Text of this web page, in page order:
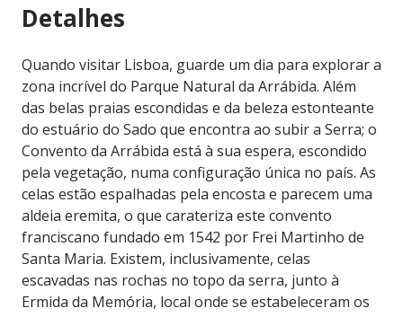
Detalhes
Quando visitar Lisboa, guarde um dia para explorar a
zona incrível do Parque Natural da Arrábida. Além
das belas praias escondidas e da beleza estonteante
do estuário do Sado que encontra ao subir a Serra; o
Convento da Arrábida está à sua espera, escondido
pela vegetação, numa configuração única no país. As
celas estão espalhadas pela encosta e parecem uma
aldeia eremita, o que carateriza este convento
franciscano fundado em 1542 por Frei Martinho de
Santa Maria. Existem, inclusivamente, celas
escavadas nas rochas no topo da serra, junto à
Ermida da Memória, local onde se estabeleceram os